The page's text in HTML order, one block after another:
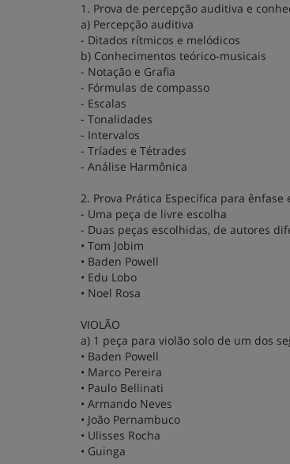
1. Prova de percepção auditiva e
a) Percepção auditiva
- Ditados rítmicos e melódicos
b) Conhecimentos teórico-musicais
- Notação e Grafia
- Fórmulas de compasso
- Escalas
- Tonalidades
- Intervalos
- Tríades e Tétrades
- Análise Harmônica
2. Prova Prática Específica para
- Uma peça de livre escolha
- Duas peças escolhidas, de autores
• Tom Jobim
• Baden Powell
• Edu Lobo
• Noel Rosa
VIOLÃO
a) 1 peça para violão solo de um dos
• Baden Powell
• Marco Pereira
• Paulo Bellinati
• Armando Neves
• João Pernambuco
• Ulisses Rocha
• Guinga